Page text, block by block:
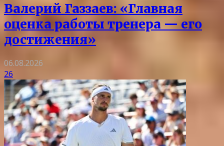
Валерий Газзаев: «Главная
оценка работы тренера — его
достижения»
06.08.2026
26